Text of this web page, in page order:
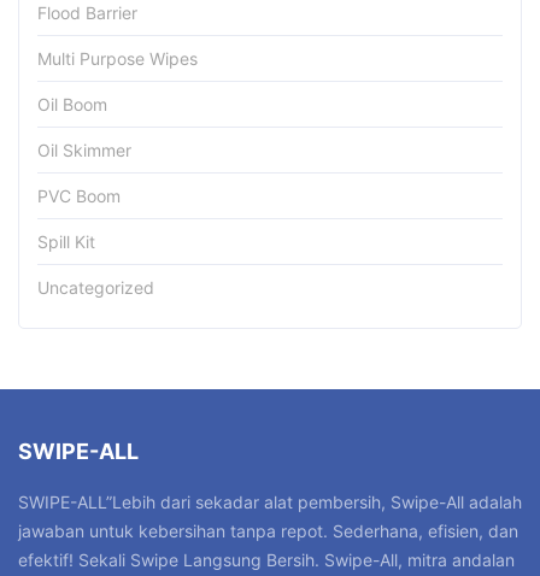
Flood Barrier
Multi Purpose Wipes
Oil Boom
Oil Skimmer
PVC Boom
Spill Kit
Uncategorized
SWIPE-ALL
SWIPE-ALL”Lebih dari sekadar alat pembersih, Swipe-All adalah
jawaban untuk kebersihan tanpa repot. Sederhana, efisien, dan
efektif! Sekali Swipe Langsung Bersih. Swipe-All, mitra andalan